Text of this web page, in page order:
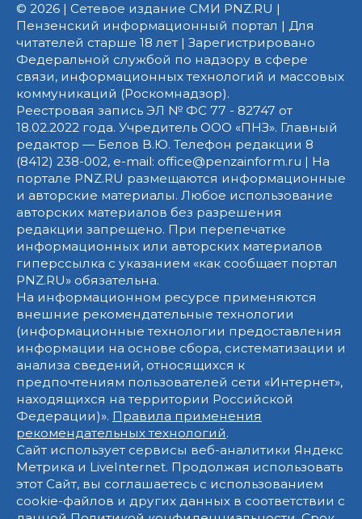
© 2026 | Сетевое издание СМИ PNZ.RU |
Пензенский информационный портал | Для
читателей старше 18 лет | Зарегистрировано
Федеральной службой по надзору в сфере
связи, информационных технологий и массовых
коммуникаций (Роскомнадзор).
Реестровая запись ЭЛ № ФС 77 - 82747 от
18.02.2022 года. Учредитель ООО «ПНЗ». Главный
редактор — Белов В.Ю. Телефон редакции 8
(8412) 238-002, e-mail: office@penzainform.ru | На
портале PNZ.RU размещаются информационные
и авторские материалы. Любое использование
авторских материалов без разрешения
редакции запрещено. При перепечатке
информационных или авторских материалов
гиперссылка с указанием «как сообщает портал
PNZ.RU» обязательна.
На информационном ресурсе применяются
внешние рекомендательные технологии
(информационные технологии предоставления
информации на основе сбора, систематизации и
анализа сведений, относящихся к
предпочтениям пользователей сети «Интернет»,
находящихся на территории Российской
Федерации)». Правила применения
рекомендательных технологий.
Сайт использует сервисы веб-аналитики Яндекс
Метрика и LiveInternet. Продолжая использовать
этот Сайт, вы соглашаетесь с использованием
cookie-файлов и других данных в соответствии с